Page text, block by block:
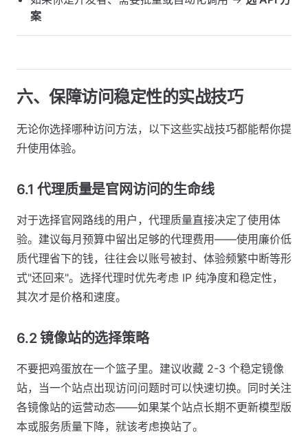
案
六、保障访问稳定性的实战技巧
无论你选择哪种访问方法，以下这些实战技巧都能帮你提
升使用体验。
6.1 代理质量是官网访问的生命线
对于选择官网路线的用户，代理质量直接决定了使用体
验。建议每月预算中留出足够的代理费用——使用廉价低
质代理省下的钱，往往会以账号被封、体验频繁中断等形
式"还回来"。选择代理时优先考虑 IP 纯净度和稳定性，
其次才是价格和速度。
6.2 镜像站的选择策略
不要把鸡蛋放在一个篮子里。建议收藏 2-3 个稳定镜像
站，当一个站点出现访问问题时可以快速切换。同时关注
各镜像站的运营动态——如果某个站点长期不更新模型版
本或服务质量下降，就该考虑换站了。